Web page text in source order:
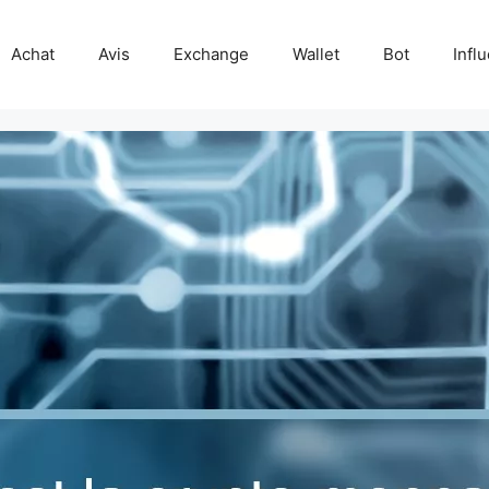
Achat Avis Exchange Wallet Bot